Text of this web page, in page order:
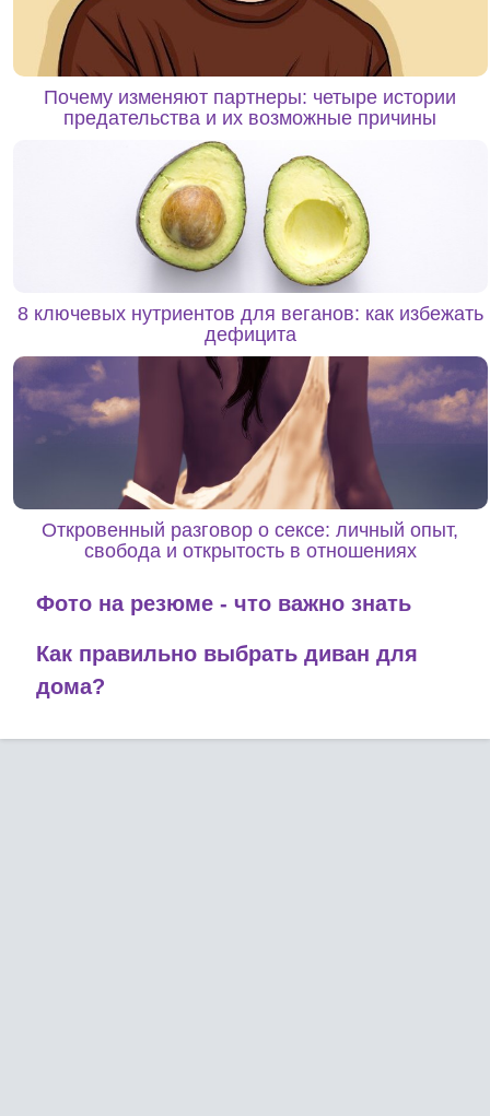
Почему изменяют партнеры: четыре истории
предательства и их возможные причины
8 ключевых нутриентов для веганов: как избежать
дефицита
Откровенный разговор о сексе: личный опыт,
свобода и открытость в отношениях
Фото на резюме - что важно знать
Как правильно выбрать диван для
дома?